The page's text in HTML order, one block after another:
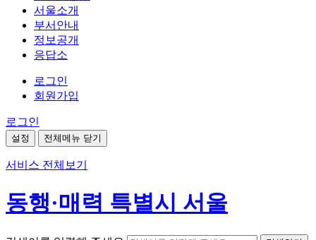
서울소개
부서안내
정보공개
응답소
로그인
회원가입
로그인
설정 전체메뉴 닫기
서비스 전체보기
동행·매력 특별시 서울